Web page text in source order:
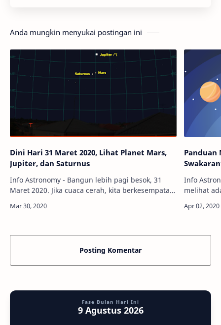
Anda mungkin menyukai postingan ini
Dini Hari 31 Maret 2020, Lihat Planet Mars,
Jupiter, dan Saturnus
Info Astronomy - Bangun lebih pagi besok, 31
Maret 2020. Jika cuaca cerah, kita berkesempatan
tampak berdekatan di langit; Mars…
Panduan
Info
melihat
tiga
Posting Komentar
Fase Bulan Hari Ini
9 Agustus 2026